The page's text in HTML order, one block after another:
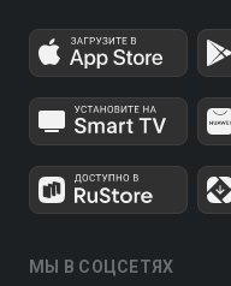
МЫ В СОЦСЕТЯХ